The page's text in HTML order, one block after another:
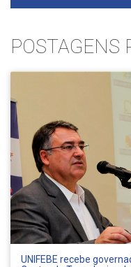
POSTAGENS
UNIFEBE recebe